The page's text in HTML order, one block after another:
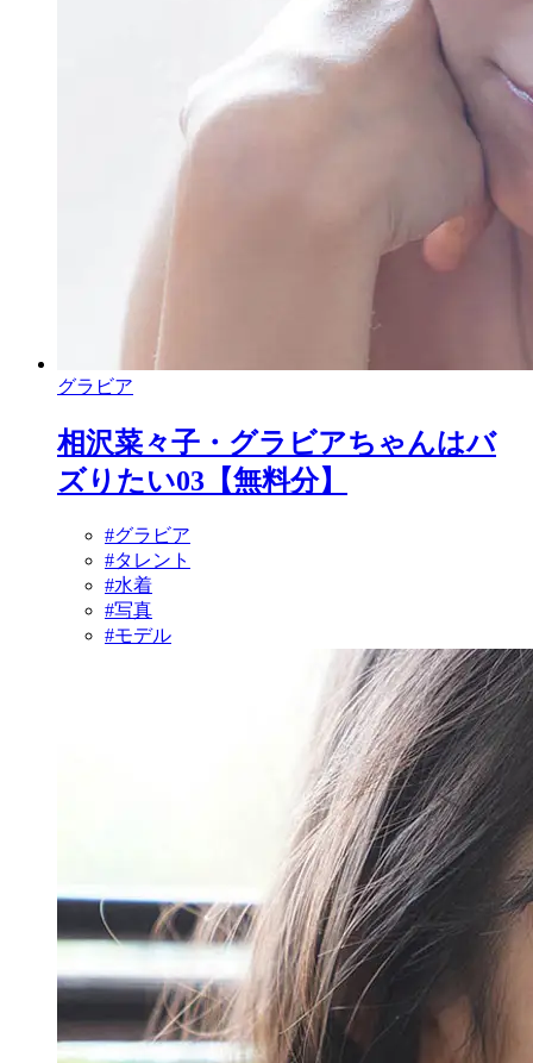
グラビア
相沢菜々子・グラビアちゃんはバ
ズりたい03【無料分】
#グラビア
#タレント
#水着
#写真
#モデル